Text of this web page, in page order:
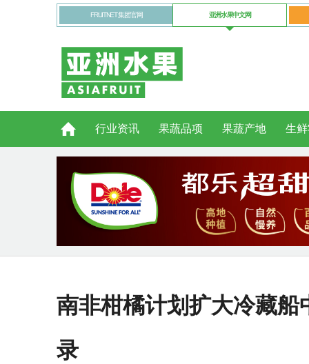
FRUITNET 集团官网 亚洲水果中文网
行业资讯 果蔬品项 果蔬产地 生
南非柑橘计划扩大冷藏
录